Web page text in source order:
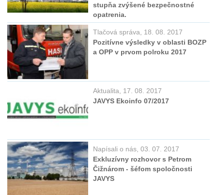
stupňa zvýšené bezpečnostné
opatrenia.
Tlačová správa, 18. 08. 2017
Pozitívne výsledky v oblasti BOZP
a OPP v prvom polroku 2017
Aktualita, 17. 08. 2017
JAVYS Ekoinfo 07/2017
Napísali o nás, 03. 07. 2017
Exkluzívny rozhovor s Petrom
Čižnárom - šéfom spoločnosti
JAVYS